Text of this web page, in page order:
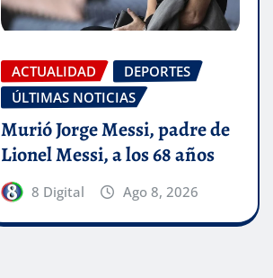
ACTUALIDAD
DEPORTES
ÚLTIMAS NOTICIAS
Murió Jorge Messi, padre de
Lionel Messi, a los 68 años
8 Digital Ago 8, 2026